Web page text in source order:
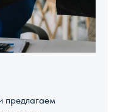
предлагаем